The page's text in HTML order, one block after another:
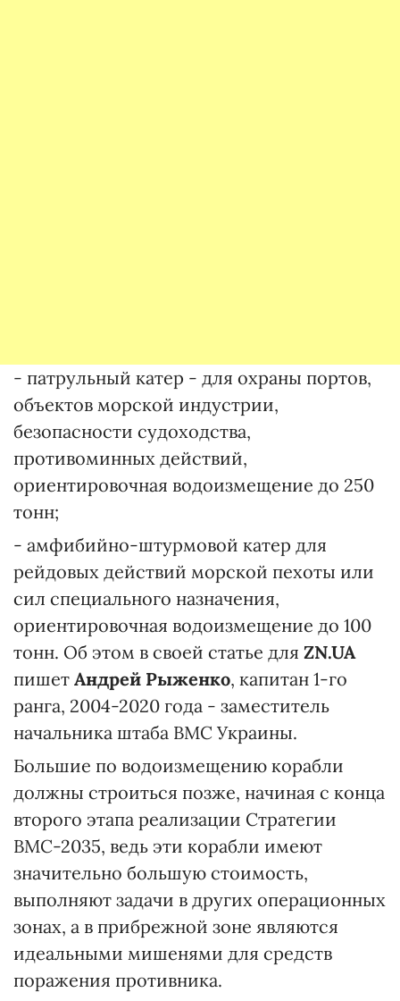
- патрульный катер - для охраны портов,
объектов морской индустрии,
безопасности судоходства,
противоминных действий,
ориентировочная водоизмещение до 250
тонн;
- амфибийно-штурмовой катер для
рейдовых действий морской пехоты или
сил специального назначения,
ориентировочная водоизмещение до 100
тонн. Об этом в своей статье для ZN.UA
пишет Андрей Рыженко, капитан 1-го
ранга, 2004-2020 года - заместитель
начальника штаба ВМС Украины.
Большие по водоизмещению корабли
должны строиться позже, начиная с конца
второго этапа реализации Стратегии
ВМС-2035, ведь эти корабли имеют
значительно большую стоимость,
выполняют задачи в других операционных
зонах, а в прибрежной зоне являются
идеальными мишенями для средств
поражения противника.